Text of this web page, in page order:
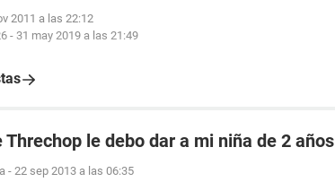
2011 a las 22:12
- 31 may 2019 a las 21:49
Threchop le debo dar a mi niña de 2 años
- 22 sep 2013 a las 06:35